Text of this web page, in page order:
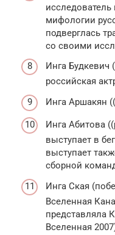
мифологии
подверглась
со своими
Инга Будкевич
российская
Инга Аршакян
Инга Абитова
выступает в
выступает
сборной
Инга Ская
Вселенная
представляла
Вселенная